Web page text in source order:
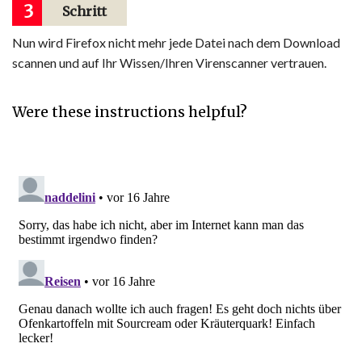
3 Schritt
Nun wird Firefox nicht mehr jede Datei nach dem Download
scannen und auf Ihr Wissen/Ihren Virenscanner vertrauen.
Were these instructions helpful?